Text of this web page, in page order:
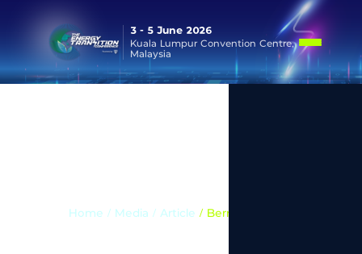
3 - 5 June 2026
Kuala Lumpur Convention Centre,
Malaysia
Home / Media /Article / Bernama News